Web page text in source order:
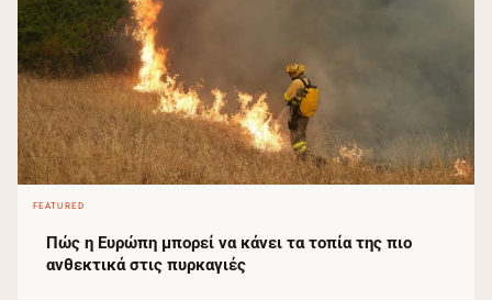
FEATURED
Πώς η Ευρώπη μπορεί να κάνει τα τοπία της πιο
ανθεκτικά στις πυρκαγιές